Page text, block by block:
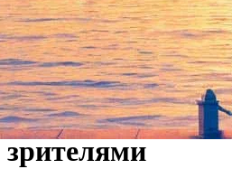
Алена
эфире
представит
программы и
зрителями